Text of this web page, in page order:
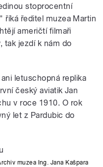
stoprocentní
říká ředitel muzea Martin
američtí filmaři
tak jezdí k nám do
letuschopná replika
český aviatik Jan
v roce 1910. O rok
let z Pardubic do
muzea Ing. Jana Kašpara